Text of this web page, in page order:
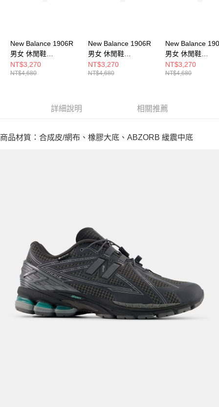
New Balance 1906R
男女 休閒鞋
M1906REE-D
NT$3,270
NT$4,680
New Balance 1906R
男女 休閒鞋
U1906RCN-D
NT$3,270
NT$4,680
New Balance
男女 休閒鞋
U1906RCP-D
NT$3,270
NT$4,680
詳細說明 相關推薦
商品材質：合成皮/網布、橡膠大底、ABZORB 緩震中底